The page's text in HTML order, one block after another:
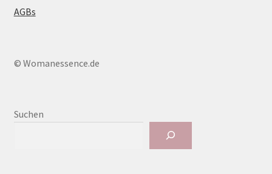
AGBs
© Womanessence.de
Suchen